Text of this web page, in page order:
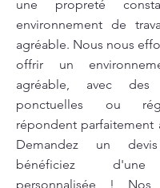
une propreté
environnement de
agréable. Nous nous
offrir un
agréable, avec des
ponctuelles ou
répondent parfaitement
Demandez un
bénéficiez d'une
personnalisée !